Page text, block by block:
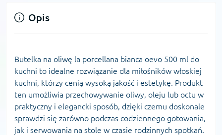
Opis
Butelka na oliwę la porcellana bianca oevo 500 ml do
kuchni to idealne rozwiązanie dla miłośników włoskiej
kuchni, którzy cenią wysoką jakość i estetykę. Produkt
ten umożliwia przechowywanie oliwy, oleju lub octu w
praktyczny i elegancki sposób, dzięki czemu doskonale
sprawdzi się zarówno podczas codziennego gotowania,
jak i serwowania na stole w czasie rodzinnych spotkań.